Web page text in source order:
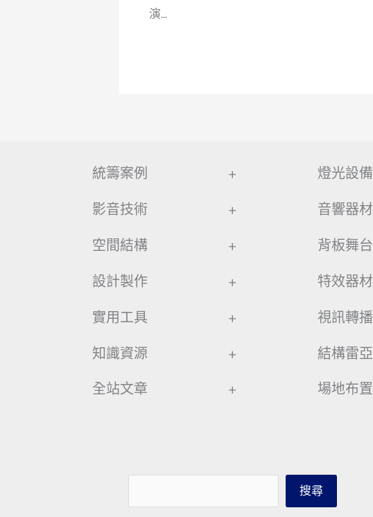
演...
統籌案例 +
影音技術 +
空間結構 +
設計製作 +
實用工具 +
知識資源 +
全站文章 +
燈光設備
音響器材
背板舞台
特效器材
視訊轉播
結構雷亞
場地布置
搜尋